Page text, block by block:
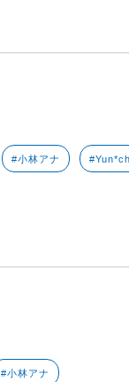
#小林アナ
#小林アナ